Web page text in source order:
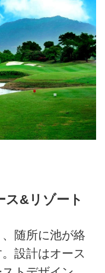
&リゾート
随所に池が絡
設計はオース